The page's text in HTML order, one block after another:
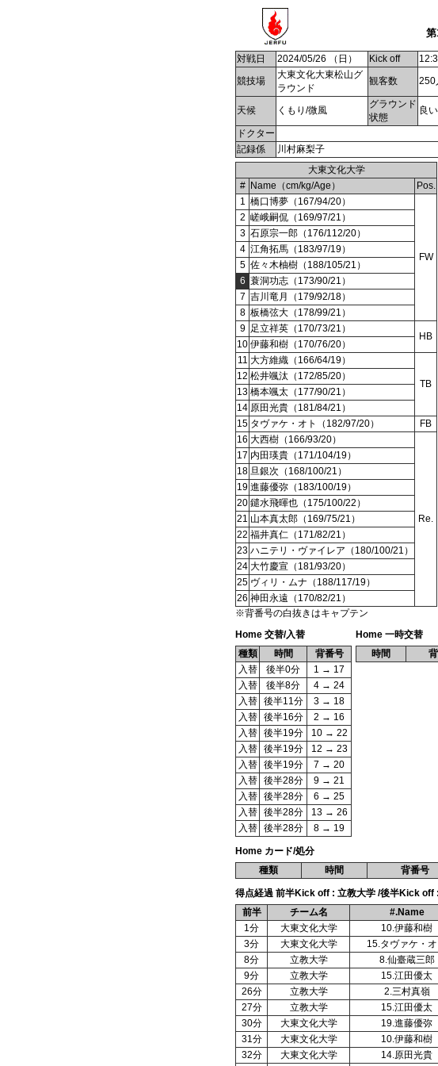
対戦日 2024/05/26 （日） Kick off
競技場
大東文化大東松山グ
ラウンド
観客数 250
天候 くもり/微風
グラウンド
状態
良い
ドクター
記録係
川村麻梨子
大東文化大学
#
Name（cm/kg/Age）
Pos.
1 橋口博夢（167/94/20）
FW
2 嵯峨嗣侃（169/97/21）
3 石原宗一郎（176/112/20）
4 江角拓馬（183/97/19）
5 佐々木柚樹（188/105/21）
6 蓑洞功志（173/90/21）
7 吉川竜月（179/92/18）
8 板橋弦大（178/99/21）
9 足立祥英（170/73/21）
HB
10 伊藤和樹（170/76/20）
11 大方維織（166/64/19）
TB
12 松井颯汰（172/85/20）
13 橋本颯太（177/90/21）
14 原田光貴（181/84/21）
15 タヴァケ・オト（182/97/20）
FB
16 大西樹（166/93/20）
Re.
17 内田瑛貴（171/104/19）
18 旦銀次（168/100/21）
19 進藤優弥（183/100/19）
20 鑓水飛暉也（175/100/22）
21 山本真太郎（169/75/21）
22 福井真仁（171/82/21）
23 ハニテリ・ヴァイレア（180/100/21）
24 大竹慶宣（181/93/20）
25 ヴィリ・ムナ（188/117/19）
26 神田永遠（170/82/21）
※背番号の白抜きはキャプテン
Home 交替/入替
種類
時間
背番号
入替
後半0分
1 → 17
入替
後半8分
4 → 24
入替
後半11分
3 → 18
入替
後半16分
2 → 16
入替
後半19分
10 → 22
入替
後半19分
12 → 23
入替
後半19分
7 → 20
入替
後半28分
9 → 21
入替
後半28分
6 → 25
入替
後半28分
13 → 26
入替
後半28分 8 → 19
Home 一時交替
時間
Home カード/処分
種類
時間 背番号
得点経過 前半Kick off : 立教大学 /後半Kick off
前半
チーム名 #.Name
1分
大東文化大学 10.伊藤和樹
3分
大東文化大学 15.タヴァケ・オ
8分
立教大学 8.仙臺蔵三郎
9分
立教大学 15.江田優太
26分
立教大学 2.三村真嶺
27分
立教大学 15.江田優太
30分
大東文化大学 19.進藤優弥
31分
大東文化大学 10.伊藤和樹
32分
大東文化大学 14.原田光貴